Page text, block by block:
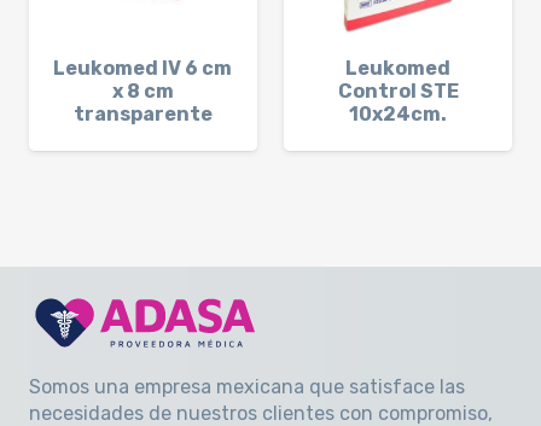
Leukomed IV 6 cm
x 8 cm
transparente
Leukomed
Control STE
10x24cm.
Somos una empresa mexicana que satisface las
necesidades de nuestros clientes con compromiso,